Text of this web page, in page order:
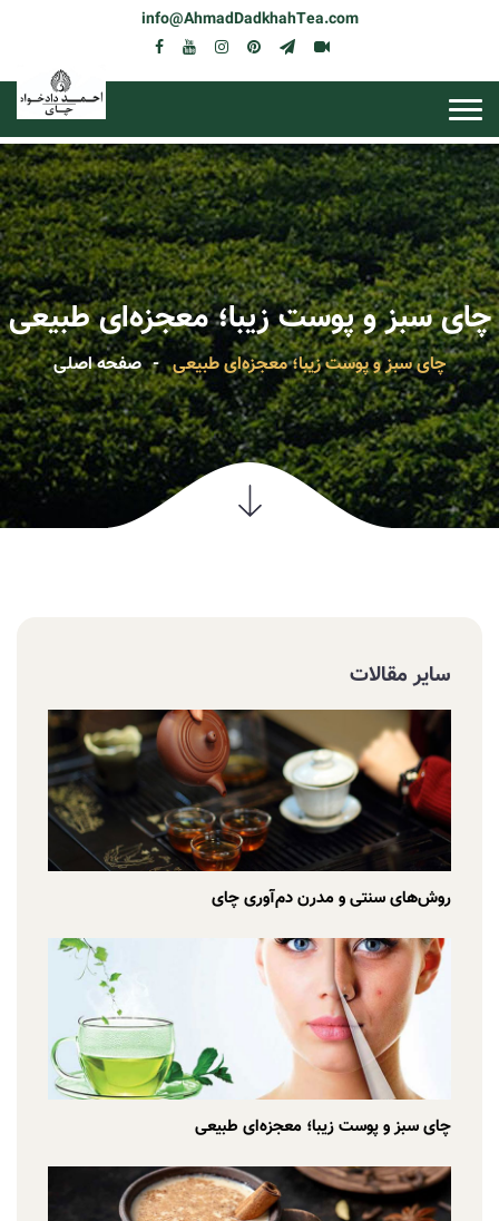
info@AhmadDadkhahTea.com
چای سبز و پوست زیبا؛ معجزه‌ای طبیعی
صفحه اصلی چای سبز و پوست زیبا؛ معجزه‌ای طبیعی
سایر مقالات
روش‌های سنتی و مدرن دم‌آوری چای
چای سبز و پوست زیبا؛ معجزه‌ای طبیعی